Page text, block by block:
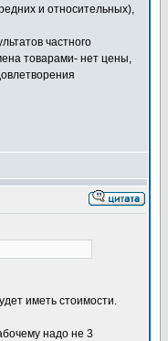
и относительных),
частного
товарами- нет цены,
иметь стоимости.
надо не 3